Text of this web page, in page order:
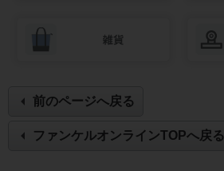
前のページへ戻る
ファンケルオンラインTOPへ戻る